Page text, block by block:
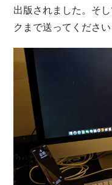
出版されました。そ
クまで送ってください